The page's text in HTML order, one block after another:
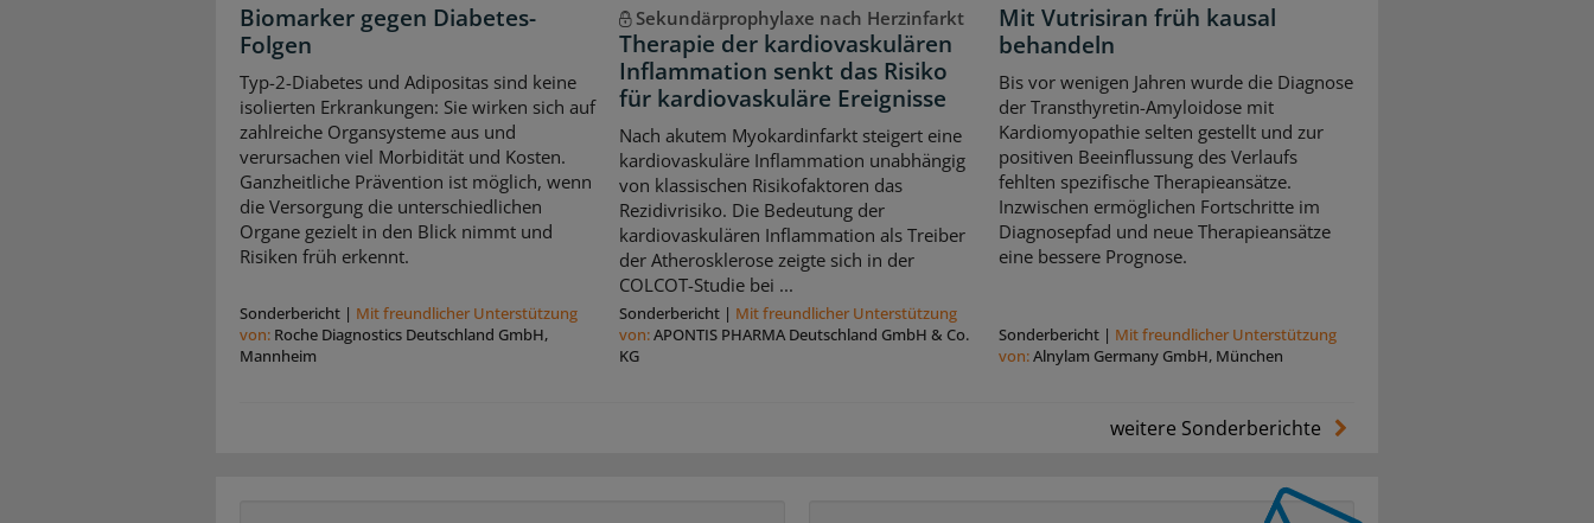
Biomarker gegen Diabetes-
Folgen
Typ-2-Diabetes und Adipositas sind keine
isolierten Erkrankungen: Sie wirken sich auf
zahlreiche Organsysteme aus und
verursachen viel Morbidität und Kosten.
Ganzheitliche Prävention ist möglich, wenn
die Versorgung die unterschiedlichen
Organe gezielt in den Blick nimmt und
Risiken früh erkennt.
Sonderbericht | Mit freundlicher Unterstützung
von: Roche Diagnostics Deutschland GmbH,
Mannheim
Sekundärprophylaxe nach Herzinfarkt
Therapie der kardiovaskulären
Inflammation senkt das Risiko
für kardiovaskuläre Ereignisse
Nach akutem Myokardinfarkt steigert eine
kardiovaskuläre Inflammation unabhängig
von klassischen Risikofaktoren das
Rezidivrisiko. Die Bedeutung der
kardiovaskulären Inflammation als Treiber
der Atherosklerose zeigte sich in der
COLCOT-Studie bei ...
Sonderbericht| Mit freundlicher Unterstützung
von:APONTIS PHARMA Deutschland GmbH & Co.
KG
Mit Vutrisiran früh kausal
behandeln
Bis vor wenigen Jahren wurde die Diagnose
der Transthyretin-Amyloidose mit
Kardiomyopathie selten gestellt und zur
positiven Beeinflussung des Verlaufs
fehlten spezifische Therapieansätze.
Inzwischen ermöglichen Fortschritte im
Diagnosepfad und neue Therapieansätze
eine bessere Prognose.
Sonderbericht| Mit freundlicher Unterstützung
von:Alnylam Germany GmbH, München
weitere Sonderberichte